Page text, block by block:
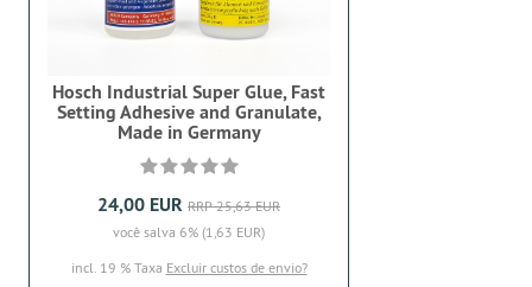
Hosch Industrial Super Glue, Fast
Setting Adhesive and Granulate,
Made in Germany
24,00 EUR RRP 25,63 EUR
você salva 6% (1,63 EUR)
incl. 19 % Taxa Excluir custos de envio?